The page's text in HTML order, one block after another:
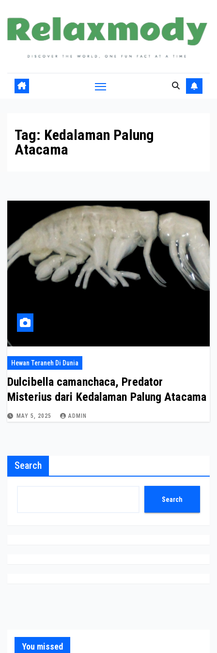
content
Tag: Kedalaman Palung
Atacama
Hewan Teraneh Di Dunia
Dulcibella camanchaca, Predator
Misterius dari Kedalaman Palung Atacama
MAY 5, 2025 ADMIN
Search
Search
You missed